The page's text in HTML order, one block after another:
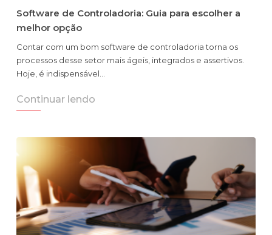
Software de Controladoria: Guia para escolher a
melhor opção
Contar com um bom software de controladoria torna os
processos desse setor mais ágeis, integrados e assertivos.
Hoje, é indispensável…
Continuar lendo